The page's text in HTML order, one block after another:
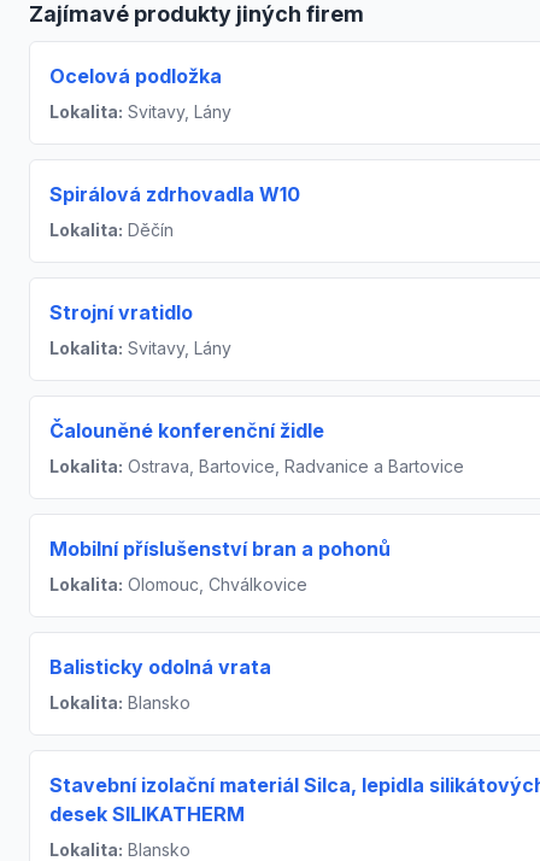
Zajímavé produkty jiných firem
Ocelová podložka
Lokalita: Svitavy, Lány
Spirálová zdrhovadla W10
Lokalita: Děčín
Strojní vratidlo
Lokalita: Svitavy, Lány
Čalouněné konferenční židle
Lokalita: Ostrava, Bartovice, Radvanice a Bartovice
Mobilní příslušenství bran a pohonů
Lokalita: Olomouc, Chválkovice
Balisticky odolná vrata
Lokalita: Blansko
Stavební izolační materiál Silca, lepidla
desek SILIKATHERM
Lokalita: Blansko